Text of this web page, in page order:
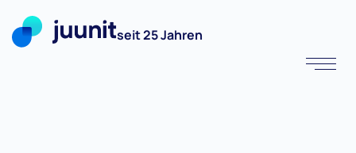
seit 25 Jahren